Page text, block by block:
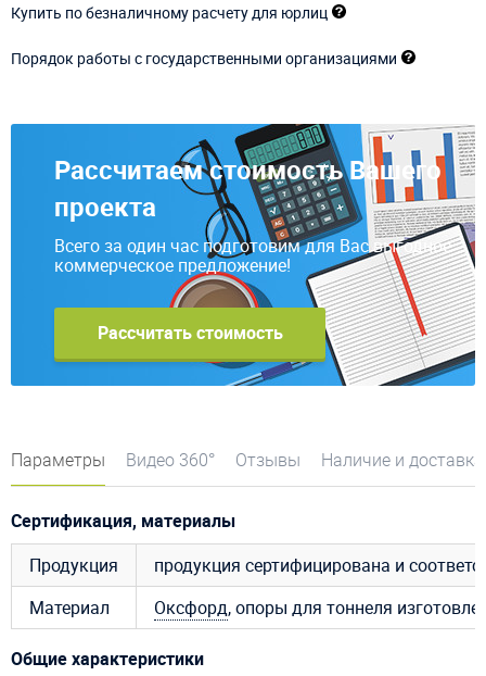
Купить по безналичному расчету для юрлиц
Порядок работы с государственными организациями
Рассчитаем стоимость Вашего
проекта
Всего за один час подготовим для Вас выгодное
коммерческое предложение!
Рассчитать стоимость
Параметры Видео 360° Отзывы Наличие и доставка
Сертификация, материалы
Продукция
продукция сертифицирована и
Материал
Оксфорд, опоры для тоннеля
Общие характеристики